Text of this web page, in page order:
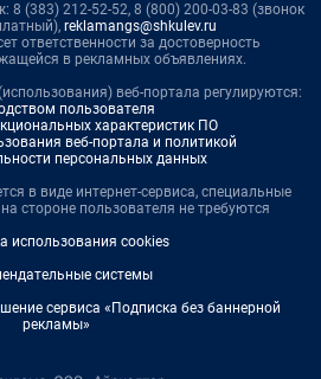
8 (383) 212-52-52, 8 (800) 200-03-83 (звонок
reklamangs@shkulev.ru
ответственности за достоверность
в рекламных объявлениях.
веб-портала регулируются:
пользователя
характеристик ПО
веб-портала и политикой
персональных данных
в виде интернет-сервиса, специальные
стороне пользователя не требуются
использования cookies
системы
сервиса «Подписка без баннерной
рекламы»